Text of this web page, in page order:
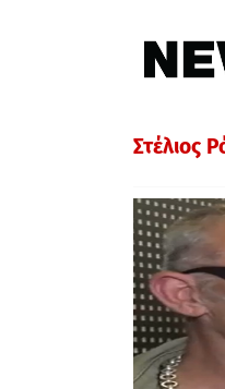
Στέλιος